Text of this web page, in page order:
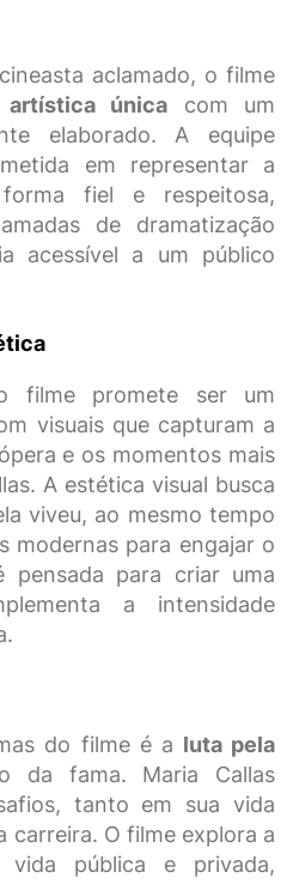
aclamado, o filme
artística única com um
elaborado. A equipe
em representar a
fiel e respeitosa,
de dramatização
acessível a um público
promete ser um
visuais que capturam a
e os momentos mais
A estética visual busca
viveu, ao mesmo tempo
modernas para engajar o
pensada para criar uma
a intensidade
do filme é a luta pela
da fama. Maria Callas
tanto em sua vida
carreira. O filme explora a
vida pública e privada,